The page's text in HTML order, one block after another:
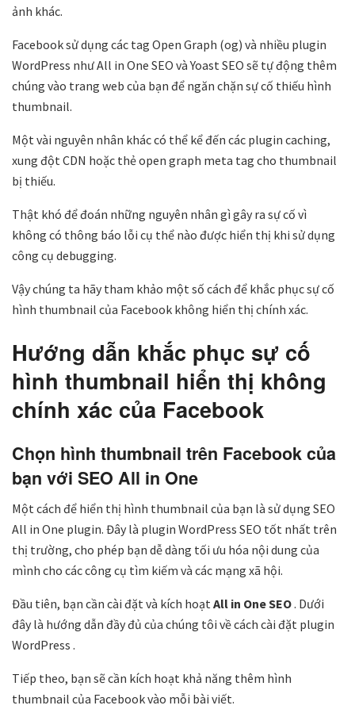
ảnh khác.
Facebook sử dụng các tag Open Graph (og) và nhiều plugin
WordPress như All in One SEO và Yoast SEO sẽ tự động thêm
chúng vào trang web của bạn để ngăn chặn sự cố thiếu hình
thumbnail.
Một vài nguyên nhân khác có thể kể đến các plugin caching,
xung đột CDN hoặc thẻ open graph meta tag cho thumbnail
bị thiếu.
Thật khó để đoán những nguyên nhân gì gây ra sự cố vì
không có thông báo lỗi cụ thể nào được hiển thị khi sử dụng
công cụ debugging.
Vậy chúng ta hãy tham khảo một số cách để khắc phục sự cố
hình thumbnail của Facebook không hiển thị chính xác.
Hướng dẫn khắc phục sự cố
hình thumbnail hiển thị không
chính xác của Facebook
Chọn hình thumbnail trên Facebook của
bạn với SEO All in One
Một cách để hiển thị hình thumbnail của bạn là sử dụng SEO
All in One plugin. Đây là plugin WordPress SEO tốt nhất trên
thị trường, cho phép bạn dễ dàng tối ưu hóa nội dung của
mình cho các công cụ tìm kiếm và các mạng xã hội.
Đầu tiên, bạn cần cài đặt và kích hoạtAll in One SEO. Dưới
đây là hướng dẫn đầy đủ của chúng tôi về cách cài đặt plugin
WordPress .
Tiếp theo, bạn sẽ cần kích hoạt khả năng thêm hình
thumbnail của Facebook vào mỗi bài viết.